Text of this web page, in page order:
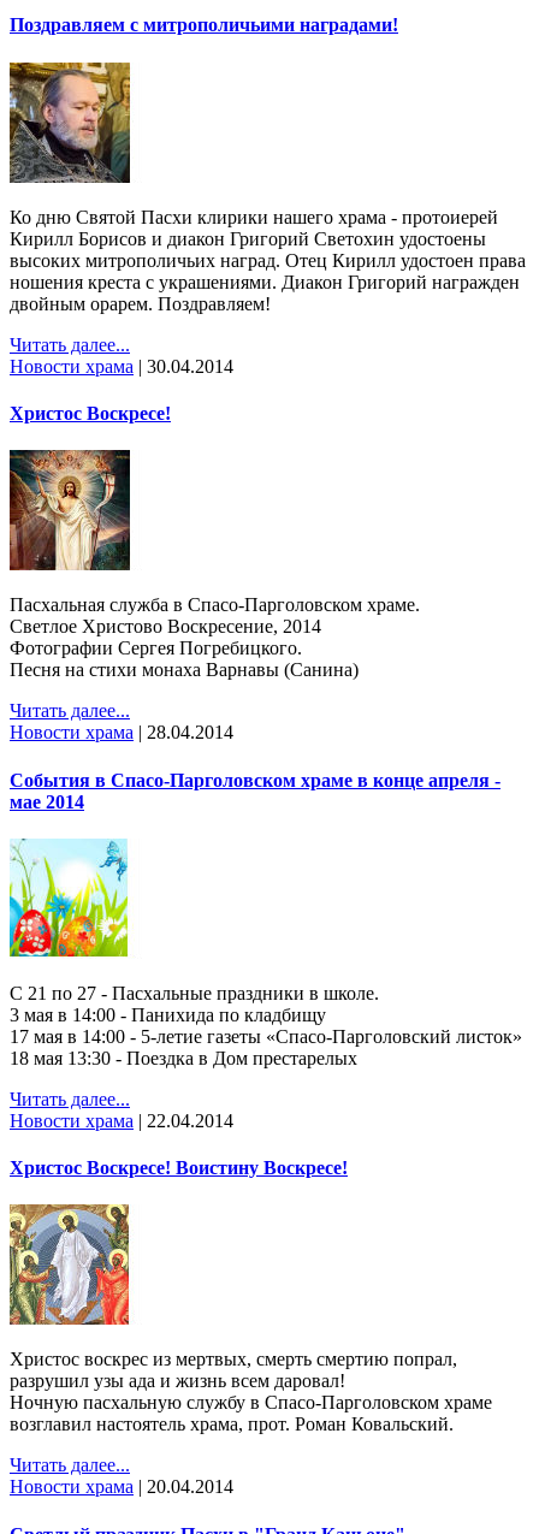
Поздравляем с митрополичьими наградами!
Ко дню Святой Пасхи клирики нашего храма - протоиерей
Кирилл Борисов и диакон Григорий Светохин удостоены
высоких митрополичьих наград. Отец Кирилл удостоен права
ношения креста с украшениями. Диакон Григорий награжден
двойным орарем. Поздравляем!
Читать далее...
Новости храма | 30.04.2014
Христос Воскресе!
Пасхальная служба в Спасо-Парголовском храме.
Светлое Христово Воскресение, 2014
Фотографии Сергея Погребицкого.
Песня на стихи монаха Варнавы (Санина)
Читать далее...
Новости храма | 28.04.2014
События в Спасо-Парголовском храме в конце апреля -
мае 2014
С 21 по 27 - Пасхальные праздники в школе.
3 мая в 14:00 - Панихида по кладбищу
17 мая в 14:00 - 5-летие газеты «Спасо-Парголовский листок»
18 мая 13:30 - Поездка в Дом престарелых
Читать далее...
Новости храма | 22.04.2014
Христос Воскресе! Воистину Воскресе!
Христос воскрес из мертвых, смерть смертию попрал,
разрушил узы ада и жизнь всем даровал!
Ночную пасхальную службу в Спасо-Парголовском храме
возглавил настоятель храма, прот. Роман Ковальский.
Читать далее...
Новости храма | 20.04.2014